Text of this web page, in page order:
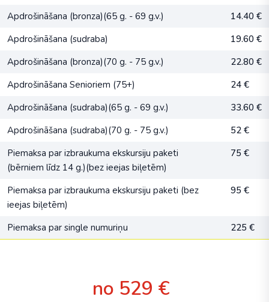
Apdrošināšana (bronza)(65 g. - 69 g.v.)
14.40 €
Apdrošināšana (sudraba)
19.60 €
Apdrošināšana (bronza)(70 g. - 75 g.v.)
22.80 €
Apdrošināšana Senioriem (75+)
24 €
Apdrošināšana (sudraba)(65 g. - 69 g.v.)
33.60 €
Apdrošināšana (sudraba)(70 g. - 75 g.v.)
52 €
Piemaksa par izbraukuma ekskursiju paketi
(bērniem līdz 14 g.)(bez ieejas biļetēm)
75 €
Piemaksa par izbraukuma ekskursiju paketi (bez
ieejas biļetēm)
95 €
Piemaksa par single numuriņu 225 €
no 529 €